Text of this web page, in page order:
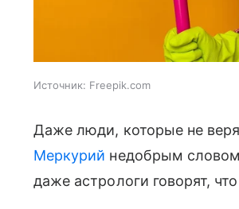
Источник: Freepik.com
Даже люди, которые не
Меркурий недобрым
даже астрологи говорят,